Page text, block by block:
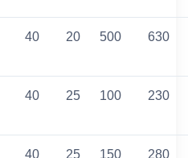
40 20 500 630
40 25 100 230
40 25 150 280